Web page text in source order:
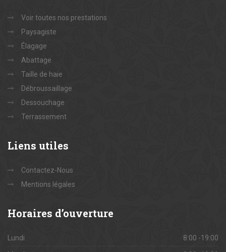
Voir toutes nos prestations
Paysagiste
Élagage
Abattage
Taille de haie
Débroussaillage
Dessouchage
Terrassement
Liens utiles
Contactez-Nous
Mentions légales
Horaires d’ouverture
Lundi 8:00 -19:00